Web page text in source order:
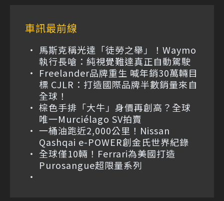
車訊最前線
馬斯克稱光達「徒勞之舉」！Waymo
執行長嗆：純視覺難達真正自動駕駛
Freelander品牌重生 喊年銷30萬輛目
標 CJLR：打造國際品牌半數銷量來自
全球！
棕色手排「大牛」身價再創高？全球
唯一Murciélago SV拍賣
一桶油跑近2,000公里！Nissan
Qashqai e-POWER創金氏世界紀錄
全球僅10輛！Ferrari為美國打造
Purosangue超限量系列